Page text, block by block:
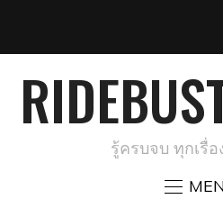
รู้ครบจบ ทุกเรื่